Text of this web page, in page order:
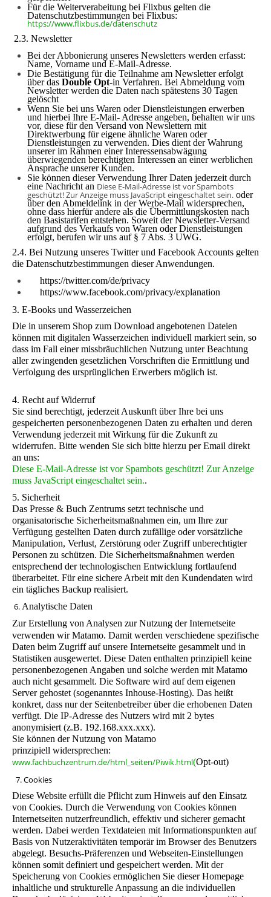
Für die Weiterverabeitung bei Flixbus gelten die
Datenschutzbestimmungen bei Flixbus:
https://www.flixbus.de/datenschutz
2.3. Newsletter
Bei der Abbonierung unseres Newsletters werden erfasst:
Name, Vorname und E-Mail-Adresse.
Die Bestätigung für die Teilnahme am Newsletter erfolgt
über das Double Opt-in Verfahren. Bei Abmeldung vom
Newsletter werden die Daten nach spätestens 30 Tagen
gelöscht
Wenn Sie bei uns Waren oder Dienstleis­tungen erwerben
und hierbei Ihre E-Mail- Adresse angeben, behalten wir uns
vor, diese für den Versand von Newslettern mit
Direktwerbung für eigene ähnliche Waren oder
Dienstleistungen zu verwen­den. Dies dient der Wahrung
unserer im Rahmen einer Interessensabwägung
überwiegenden berechtigten Interessen an einer werblichen
Ansprache unserer Kunden.
Sie können dieser Verwendung Ihrer Daten jederzeit durch
eine Nachricht an Diese E-Mail-Adresse ist vor Spambots
geschützt! Zur Anzeige muss JavaScript eingeschaltet sein. oder
über den Abmeldelink in der Werbe-Mail widersprechen,
ohne dass hierfür an­dere als die Übermittlungskosten nach
den Basistarifen entstehen. Soweit der Newsletter-Versand
aufgrund des Ver­kaufs von Waren oder Dienstleistungen
erfolgt, berufen wir uns auf § 7 Abs. 3 UWG.
2.4. Bei Nutzung unseres Twitter und Facebook Accounts gelten
die Datenschutzbestimmungen dieser Anwendungen.
https://twitter.com/de/privacy
https://www.facebook.com/privacy/explanation
3. E-Books und Wasserzeichen
Die in unserem Shop zum Download angebotenen Dateien
können mit digitalen Wasserzeichen individuell markiert sein, so
dass im Fall einer missbräuchlichen Nutzung unter Beachtung
aller zwingenden gesetzlichen Vorschriften die Ermittlung und
Verfolgung des ursprünglichen Erwerbers möglich ist.
4. Recht auf Widerruf
Sie sind berechtigt, jederzeit Auskunft über Ihre bei uns
gespeicherten personenbezogenen Daten zu erhalten und deren
Verwendung jederzeit mit Wirkung für die Zukunft zu
widerrufen. Bitte wenden Sie sich bitte hierzu per Email direkt
an uns:
Diese E-Mail-Adresse ist vor Spambots geschützt! Zur Anzeige
muss JavaScript eingeschaltet sein..
5. Sicherheit
Das Presse & Buch Zentrums setzt technische und
organisatorische Sicherheitsmaßnahmen ein, um Ihre zur
Verfügung gestellten Daten durch zufällige oder vorsätzliche
Manipulation, Verlust, Zerstörung oder Zugriff unberechtigter
Personen zu schützen. Die Sicherheitsmaßnahmen werden
entsprechend der technologischen Entwicklung fortlaufend
überarbeitet. Für eine sichere Arbeit mit den Kundendaten wird
ein tägliches Backup realisiert.
6. Analytische Daten
Zur Erstellung von Analysen zur Nutzung der Internetseite
verwenden wir Matamo. Damit werden verschiedene spezifische
Daten beim Zugriff auf unsere Internetseite gesammelt und in
Statistiken ausgewertet. Diese Daten enthalten prinzipiell keine
personenbezogenen Angaben und solche werden mit Matamo
auch nicht gesammelt. Die Software wird auf dem eigenen
Server gehostet (sogenanntes Inhouse-Hosting). Das heißt
konkret, dass nur der Seitenbetreiber über die erhobenen Daten
verfügt. Die IP-Adresse des Nutzers wird mit 2 bytes
anonymisiert (z.B. 192.168.xxx.xxx).
Sie können der Nutzung von Matamo
prinzipiell widersprechen:
www.fachbuchzentrum.de/html_seiten/Piwik.html(Opt-out)
7. Cookies
Diese Website erfüllt die Pflicht zum Hinweis auf den Einsatz
von Cookies. Durch die Verwendung von Cookies können
Internetseiten nutzerfreundlich, effektiv und sicherer gemacht
werden. Dabei werden Textdateien mit Informationspunkten auf
Basis von Nutzeraktivitäten temporär im Browser des Benutzers
abgelegt. Besuchs-Präferenzen und Webseiten-Einstellungen
können somit definiert und gespeichert werden. Mit der
Speicherung von Cookies ermöglichen Sie dieser Homepage
inhaltliche und strukturelle Anpassung an die individuellen